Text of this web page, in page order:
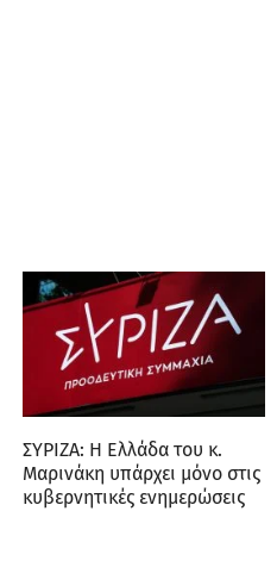
ΣΥΡΙΖΑ: Η Ελλάδα του κ.
Μαρινάκη υπάρχει μόνο στις
κυβερνητικές ενημερώσεις